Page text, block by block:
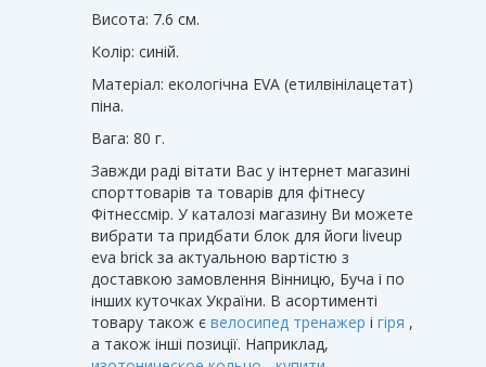
Висота: 7.6 см.
Колір: синій.
Матеріал: екологічна EVA (етилвінілацетат)
піна.
Вага: 80 г.
Завжди раді вітати Вас у інтернет магазині
спорттоварів та товарів для фітнесу
Фітнессмір. У каталозі магазину Ви можете
вибрати та придбати блок для йоги liveup
eva brick за актуальною вартістю з
доставкою замовлення Вінницю, Буча і по
інших куточках України. В асортименті
товару також є велосипед тренажер і гіря ,
а також інші позиції. Наприклад,